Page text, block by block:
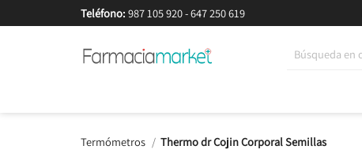
Teléfono: 987 105 920-647 250 619
Termómetros Thermo dr Cojin Corporal Semillas